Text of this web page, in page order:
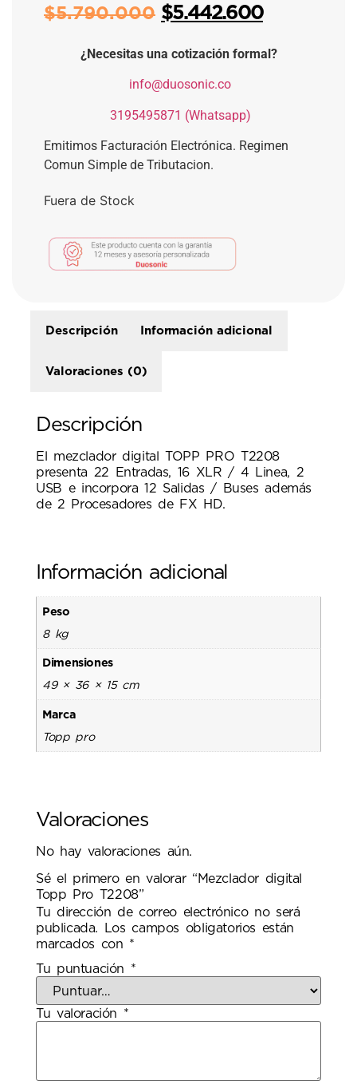
$5.790.000 $5.442.600
¿Necesitas una cotización formal?
info@duosonic.co
3195495871 (Whatsapp)
Emitimos Facturación Electrónica. Regimen
Comun Simple de Tributacion.
Fuera de Stock
Descripción Información adicional
Valoraciones (0)
Descripción
El mezclador digital TOPP PRO T2208
presenta 22 Entradas, 16 XLR / 4 Linea, 2
USB e incorpora 12 Salidas / Buses además
de 2 Procesadores de FX HD.
Información adicional
Peso
8 kg
Dimensiones
49 × 36 × 15 cm
Marca
Topp pro
Valoraciones
No hay valoraciones aún.
Sé el primero en valorar “Mezclador digital
Topp Pro T2208”
Tu dirección de correo electrónico no será
publicada.
Los campos obligatorios están
marcados con *
Tu puntuación *
Tu valoración *